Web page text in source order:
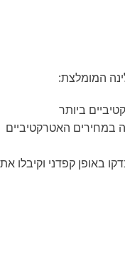
המומלצת:
ביותר
במחירים האטרקטיביים
באופן קפדני וקיבלו את